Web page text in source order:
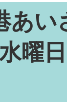
あい
曜